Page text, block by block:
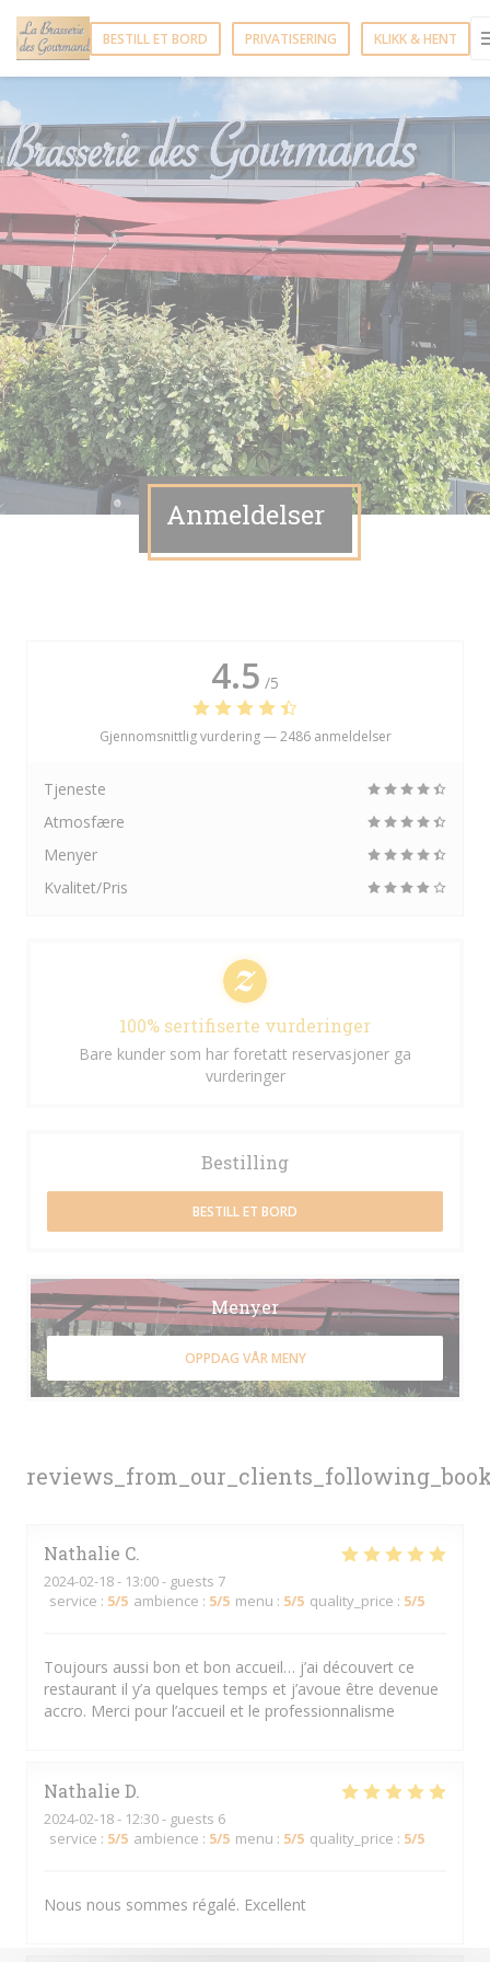
BESTILL ET BORD PRIVATISERING KLIKK & HENT
Anmeldelser
Nathalie C
2024-02-18- 13:00 - guests 7
service : 5/5 ambience : 5/5 menu : 5/5 quality_price : 5/5
Toujours aussi bon et bon accueil… j’ai découvert ce
restaurant il y’a quelques temps et j’avoue être devenue
accro. Merci pour l’accueil et le professionnalisme
Nathalie D
2024-02-18- 12:30 - guests 6
service : 5/5 ambience : 5/5 menu : 5/5 quality_price : 5/5
Nous nous sommes régalé. Excellent
4.5 /5
Gjennomsnittlig vurdering —2486 anmeldelser
Tjeneste
Atmosfære
Menyer
Kvalitet/Pris
100% sertifiserte vurderinger
Bare kunder som har foretatt reservasjoner ga
vurderinger
Bestilling
BESTILL ET BORD
Menyer
OPPDAG VÅR MENY